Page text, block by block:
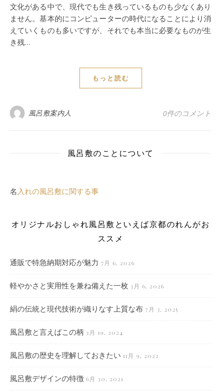
文化がある中で、現代でも生き残っているものも少なくあり
ません。基本的にコンピューターの時代になることにより消
えていくものも多いですが、それでも本当に必要なものが生
き残…
もっと読む
風呂敷案内人 0件のコメント
風呂敷のことについて
名 入れの風呂敷に関する事
オリジナルおしゃれ風呂敷といえば京都のれんがお
ススメ
通販で特急納期対応が魅力 7月 6, 2026
軽やかさと実用性を兼ね備えた一枚 3月 6, 2026
絹の伝統と現代技術が織りなす上質な布 7月 3, 2025
風呂敷と言えばこの柄 3月 19, 2024
風呂敷の歴史を理解しておきたい 11月 9, 2022
風呂敷デザインの特徴 6月 30, 2021